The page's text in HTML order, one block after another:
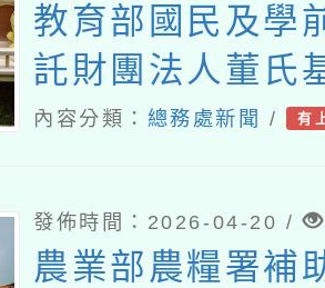
教育部國民及學
託財團法人董氏
「高級中等以下
國說明會
內容分類： 總務處新聞 / 有
發佈時間：2026-04-20 /
農業部農糧署補